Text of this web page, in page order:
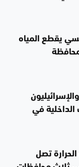
يقطع المياه
في
الحرارة تصل